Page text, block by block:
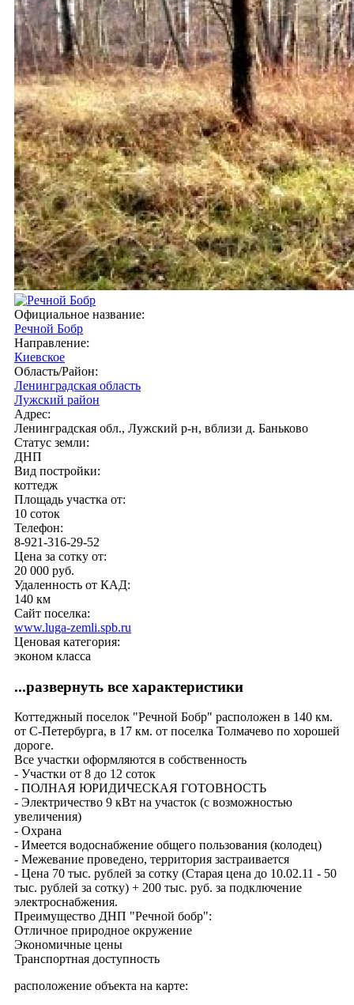
Официальное название:
Речной Бобр
Направление:
Киевское
Область/Район:
Ленинградская область
Лужский район
Адрес:
Ленинградская обл., Лужский р-н, вблизи д. Баньково
Статус земли:
ДНП
Вид постройки:
коттедж
Площадь участка от:
10 соток
Телефон:
8-921-316-29-52
Цена за сотку от:
20 000 руб.
Удаленность от КАД:
140 км
Сайт поселка:
www.luga-zemli.spb.ru
Ценовая категория:
эконом класса
...развернуть все характеристики
Коттеджный поселок "Речной Бобр" расположен в 140 км.
от С-Петербурга, в 17 км. от поселка Толмачево по хорошей
дороге.
Все участки оформляются в собственность
- Участки от 8 до 12 соток
- ПОЛНАЯ ЮРИДИЧЕСКАЯ ГОТОВНОСТЬ
- Электричество 9 кВт на участок (с возможностью
увеличения)
- Охрана
- Имеется водоснабжение общего пользования (колодец)
- Межевание проведено, территория застраивается
- Цена 70 тыс. рублей за сотку (Старая цена до 10.02.11 - 50
тыс. рублей за сотку) + 200 тыс. руб. за подключение
электроснабжения.
Преимущество ДНП "Речной бобр":
Отличное природное окружение
Экономичные цены
Транспортная доступность
расположение объекта на карте: